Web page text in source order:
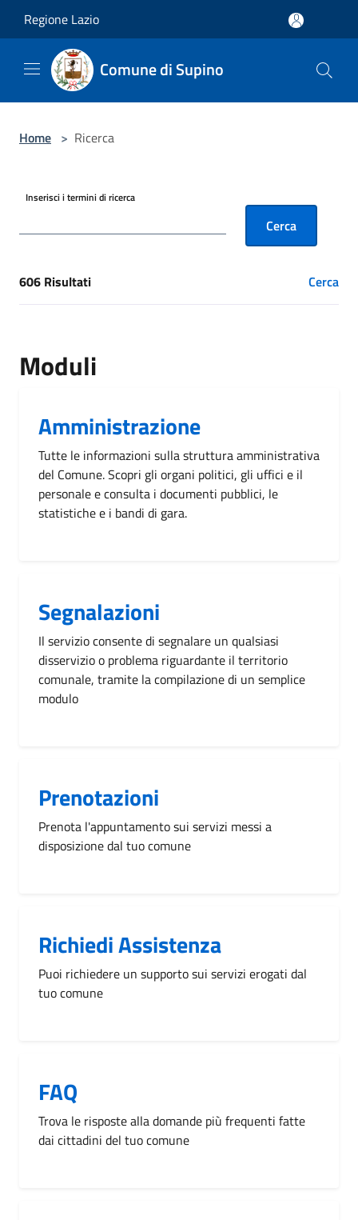
Regione Lazio
Comune di Supino
Home > Ricerca
Inserisci i termini di ricerca
Cerca
[results] Risultati
606 Risultati Cerca
Moduli
Amministrazione
Tutte le informazioni sulla struttura amministrativa
del Comune. Scopri gli organi politici, gli uffici e il
personale e consulta i documenti pubblici, le
statistiche e i bandi di gara.
Segnalazioni
Il servizio consente di segnalare un qualsiasi
disservizio o problema riguardante il territorio
comunale, tramite la compilazione di un semplice
modulo
Prenotazioni
Prenota l'appuntamento sui servizi messi a
disposizione dal tuo comune
Richiedi Assistenza
Puoi richiedere un supporto sui servizi erogati dal
tuo comune
FAQ
Trova le risposte alla domande più frequenti fatte
dai cittadini del tuo comune